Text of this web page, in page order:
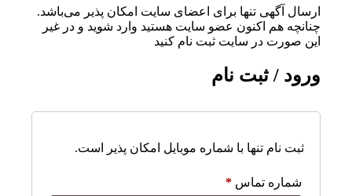
ارسال آگهی تنها برای اعضای سایت امکان پذیر می‌باشد.
چنانچه هم‌ اکنون عضو سایت هستید وارد شوید و در غیر
این صورت در سایت ثبت نام کنید
ورود / ثبت نام
ثبت نام تنها با شماره موبایل امکان پذیر است.
شماره تماس *